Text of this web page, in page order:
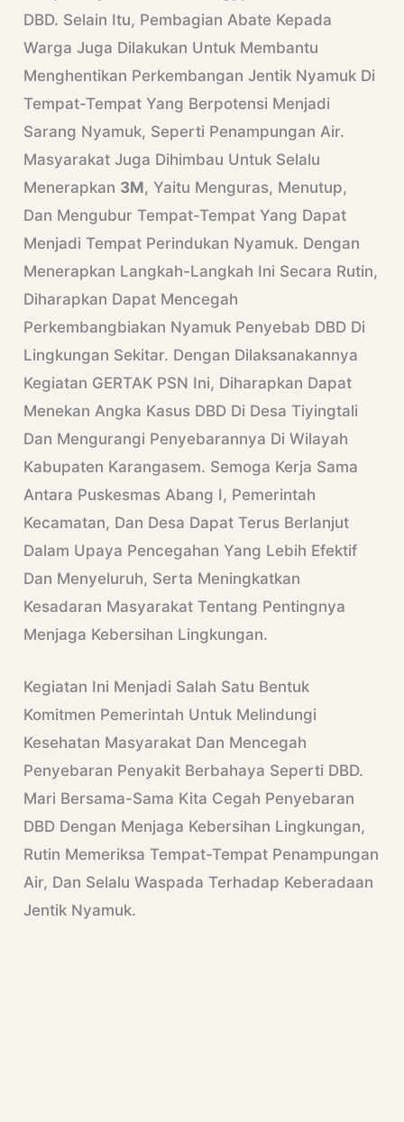
DBD. Selain Itu, Pembagian Abate Kepada
Warga Juga Dilakukan Untuk Membantu
Menghentikan Perkembangan Jentik Nyamuk Di
Tempat-Tempat Yang Berpotensi Menjadi
Sarang Nyamuk, Seperti Penampungan Air.
Masyarakat Juga Dihimbau Untuk Selalu
Menerapkan 3M, Yaitu Menguras, Menutup,
Dan Mengubur Tempat-Tempat Yang Dapat
Menjadi Tempat Perindukan Nyamuk. Dengan
Menerapkan Langkah-Langkah Ini Secara Rutin,
Diharapkan Dapat Mencegah
Perkembangbiakan Nyamuk Penyebab DBD Di
Lingkungan Sekitar. Dengan Dilaksanakannya
Kegiatan GERTAK PSN Ini, Diharapkan Dapat
Menekan Angka Kasus DBD Di Desa Tiyingtali
Dan Mengurangi Penyebarannya Di Wilayah
Kabupaten Karangasem. Semoga Kerja Sama
Antara Puskesmas Abang I, Pemerintah
Kecamatan, Dan Desa Dapat Terus Berlanjut
Dalam Upaya Pencegahan Yang Lebih Efektif
Dan Menyeluruh, Serta Meningkatkan
Kesadaran Masyarakat Tentang Pentingnya
Menjaga Kebersihan Lingkungan.
Kegiatan Ini Menjadi Salah Satu Bentuk
Komitmen Pemerintah Untuk Melindungi
Kesehatan Masyarakat Dan Mencegah
Penyebaran Penyakit Berbahaya Seperti DBD.
Mari Bersama-Sama Kita Cegah Penyebaran
DBD Dengan Menjaga Kebersihan Lingkungan,
Rutin Memeriksa Tempat-Tempat Penampungan
Air, Dan Selalu Waspada Terhadap Keberadaan
Jentik Nyamuk.